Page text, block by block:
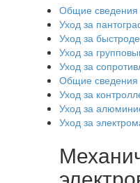
Общие сведения
Уход за
Уход за
Уход за
Уход за
Общие сведения
Уход за
Уход за
Уход за